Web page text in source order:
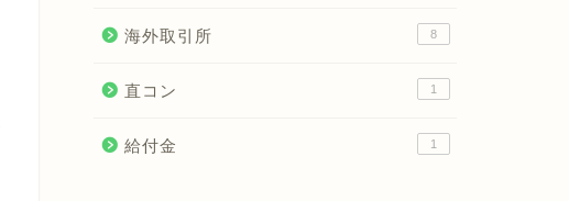
海外取引所 8
直コン 1
給付金 1